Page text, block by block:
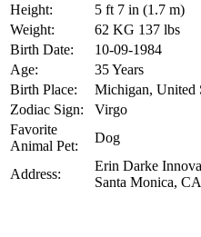
Height:
5 ft 7 in (1.7 m)
Weight:
62 KG 137 lbs
Birth Date:
10-09-1984
Age:
35 Years
Birth Place:
Michigan, United
Zodiac Sign:
Virgo
Favorite
Animal Pet:
Dog
Address:
Erin Darke
Santa Monica,